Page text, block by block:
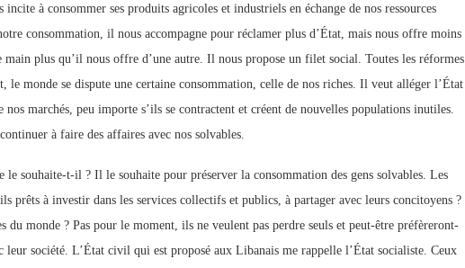
à consommer ses produits agricoles et industriels en échange de nos ressources
consommation, il nous accompagne pour réclamer plus d’État, mais nous offre moins
plus qu’il nous offre d’une autre. Il nous propose un filet social. Toutes les réformes
le monde se dispute une certaine consommation, celle de nos riches. Il veut alléger l’État
nos marchés, peu importe s’ils se contractent et créent de nouvelles populations inutiles.
à faire des affaires avec nos solvables.
le souhaite-t-il ? Il le souhaite pour préserver la consommation des gens solvables. Les
prêts à investir dans les services collectifs et publics, à partager avec leurs concitoyens ?
du monde ? Pas pour le moment, ils ne veulent pas perdre seuls et peut-être préfèreront-
société. L’État civil qui est proposé aux Libanais me rappelle l’État socialiste. Ceux